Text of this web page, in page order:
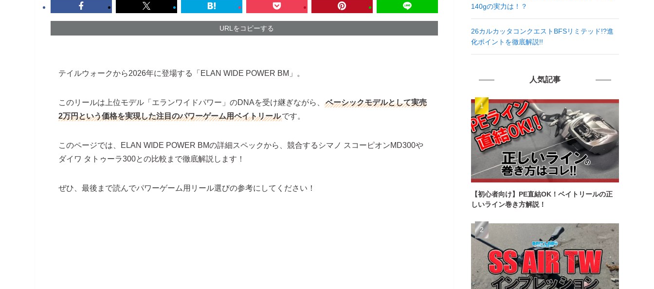
URLをコピーする
テイルウォークから2026年に登場する「ELAN WIDE POWER BM」。
このリールは上位モデル「エランワイドパワー」のDNAを受け継ぎながら、
ベーシックモデルとして実売
2万円という価格を実現した注目のパワーゲーム用ベイトリールです。
このページでは、ELAN WIDE POWER BMの詳細スペックから、競合するシマノ スコーピオンMD300や
ダイワ タトゥーラ300との比較まで徹底解説します！
ぜひ、最後まで読んでパワーゲーム用リール選びの参考にしてください！
140gの実力は！？
26カルカッタコンクエストBFSリミテッド!?進
化ポイントを徹底解説!!
人気記事
【初心者向け】PE直結OK！ベイトリールの正
しいライン巻き方解説！